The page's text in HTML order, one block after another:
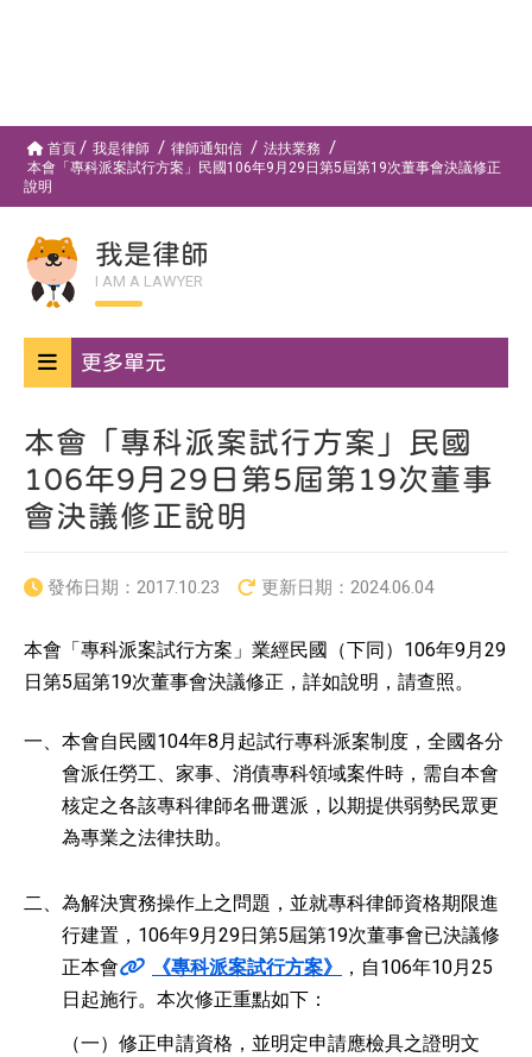
首頁 我是律師 律師通知信
法扶業務
本會「專科派案試行方案」民國106年9月29日第5屆第19次董事會決議修正
說明
我是律師
I AM A LAWYER
更多單元
本會「專科派案試行方案」民國
106年9月29日第5屆第19次董事
會決議修正說明
發佈日期： 2017.10.23 更新日期： 2024.06.04
本會「專科派案試行方案」業經民國（下同）106年9月29
日第5屆第19次董事會決議修正，詳如說明，請查照。
一、 本會自民國104年8月起試行專科派案制度，全國各分
會派任勞工、家事、消債專科領域案件時，需自本會
核定之各該專科律師名冊選派，以期提供弱勢民眾更
為專業之法律扶助。
二、 為解決實務操作上之問題，並就專科律師資格期限進
行建置，106年9月29日第5屆第19次董事會已決議修
正本會
《專科派案試行方案》
，自106年10月25
日起施行。本次修正重點如下：
（一） 修正申請資格，並明定申請應檢具之證明文